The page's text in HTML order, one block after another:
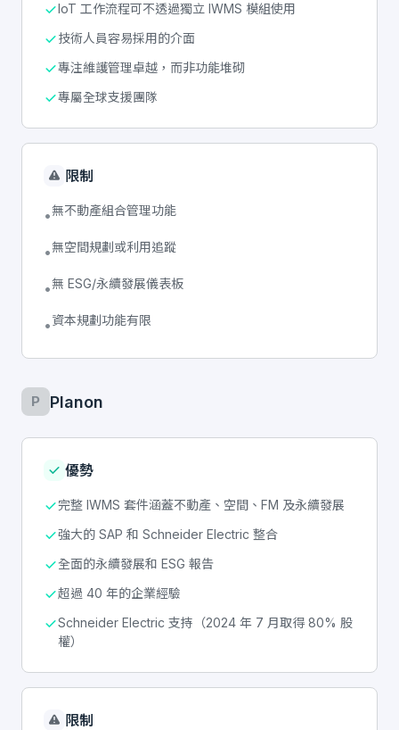
IoT 工作流程可不透過獨立 IWMS 模組使用
技術人員容易採用的介面
專注維護管理卓越，而非功能堆砌
專屬全球支援團隊
限制
•無不動產組合管理功能
•無空間規劃或利用追蹤
•無 ESG/永續發展儀表板
•資本規劃功能有限
P Planon
優勢
完整 IWMS 套件涵蓋不動產、空間、FM 及永續發展
強大的 SAP 和 Schneider Electric 整合
全面的永續發展和 ESG 報告
超過 40 年的企業經驗
Schneider Electric 支持（2024 年 7 月取得 80% 股
權）
限制